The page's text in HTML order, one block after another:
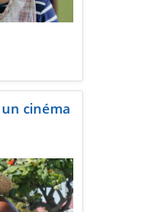
cinéma